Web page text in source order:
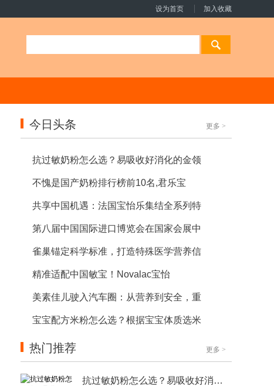
设为首页 加入收藏
今日头条 更多 >
抗过敏奶粉怎么选？易吸收好消化的金领
不愧是国产奶粉排行榜前10名,君乐宝
共享中国机遇：法国宝怡乐集结全系列特
第八届中国国际进口博览会在国家会展中
雀巢锚定科学标准，打造特殊医学营养信
精准适配中国敏宝！Novalac宝怡
美素佳儿驶入汽车圈：从营养到安全，重
宝宝配方米粉怎么选？根据宝宝体质选米
热门推荐 更多 >
抗过敏奶粉怎么选？易吸收好消化的金领